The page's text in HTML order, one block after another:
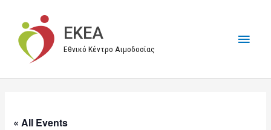
περιεχόμενο
EKEA
Εθνικό Κέντρο Αιμοδοσίας
« All Events